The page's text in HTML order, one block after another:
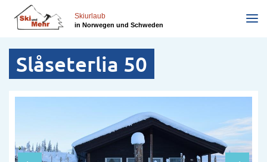
zum
Inhalt
Skiurlaub
in Norwegen und Schweden
Slåseterlia 50